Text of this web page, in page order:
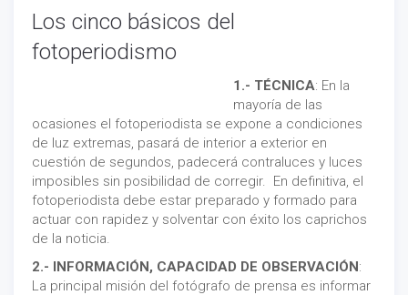
Los cinco básicos del
fotoperiodismo
1.- TÉCNICA: En la
mayoría de las
ocasiones el fotoperiodista se expone a condiciones
de luz extremas, pasará de interior a exterior en
cuestión de segundos, padecerá contraluces y luces
imposibles sin posibilidad de corregir. En definitiva, el
fotoperiodista debe estar preparado y formado para
actuar con rapidez y solventar con éxito los caprichos
de la noticia.
2.- INFORMACIÓN, CAPACIDAD DE OBSERVACIÓN:
La principal misión del fotógrafo de prensa es informar